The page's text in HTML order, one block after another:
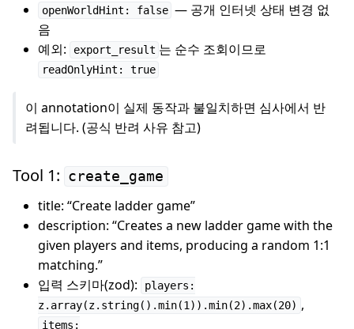
openWorldHint: false — 공개 인터넷 상태 변경 없
음
예외:
export_result 는 순수 조회이므로
readOnlyHint: true
이 annotation이 실제 동작과 불일치하면 심사에서 반
려됩니다. (공식 반려 사유 참고)
Tool 1: create_game
title: “Create ladder game”
description: “Creates a new ladder game with the
given players and items, producing a random 1:1
matching.”
입력 스키마(zod):
players:
z.array(z.string().min(1)).min(2).max(20) ,
items: